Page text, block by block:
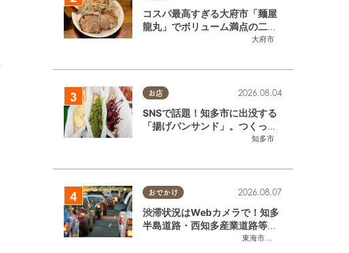
大府市
コスパ最高すぎる大府市「麺屋
龍丸」でボリューム満点の二郎
系ラーメンを堪能してきた
お店
知多市
2026.08.04
SNSで話題！知多市に出没する
「揚げパンサンド」。つくって
いるのはお祭りお兄さん!?【ち
おでかけ
東海市
,大府市
2026.08.07
渋滞状況はWebカメラで！知多
半島道路・西知多産業道路等の